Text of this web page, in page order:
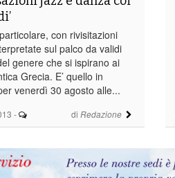
- di Redazione
con rivisitazioni
sul palco da validi
genere che si ispirano ai
Grecia. E’ quello in
venerdì 30 agosto alle...